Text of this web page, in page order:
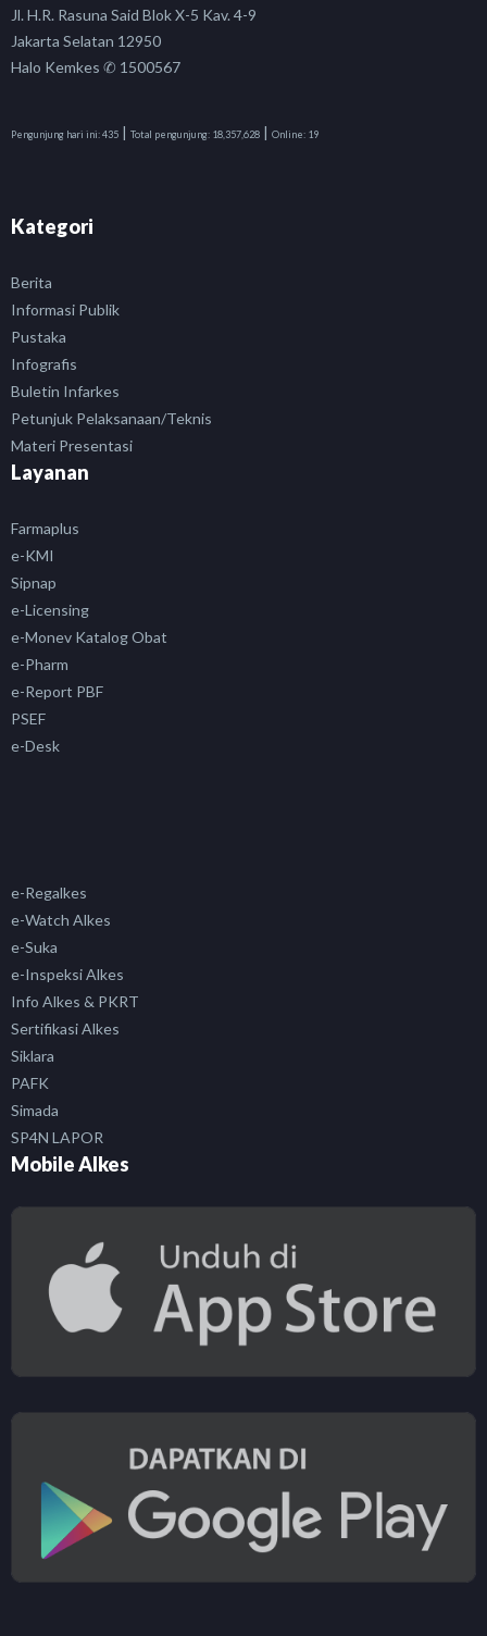
Jl. H.R. Rasuna Said Blok X-5 Kav. 4-9
Jakarta Selatan 12950
Halo Kemkes ✆ 1500567
Pengunjung hari ini:435 | Total pengunjung: 18,357,628 | Online: 19
Kategori
Berita
Informasi Publik
Pustaka
Infografis
Buletin Infarkes
Petunjuk Pelaksanaan/Teknis
Materi Presentasi
Layanan
Farmaplus
e-KMI
Sipnap
e-Licensing
e-Monev Katalog Obat
e-Pharm
e-Report PBF
PSEF
e-Desk
e-Regalkes
e-Watch Alkes
e-Suka
e-Inspeksi Alkes
Info Alkes & PKRT
Sertifikasi Alkes
Siklara
PAFK
Simada
SP4N LAPOR
Mobile Alkes